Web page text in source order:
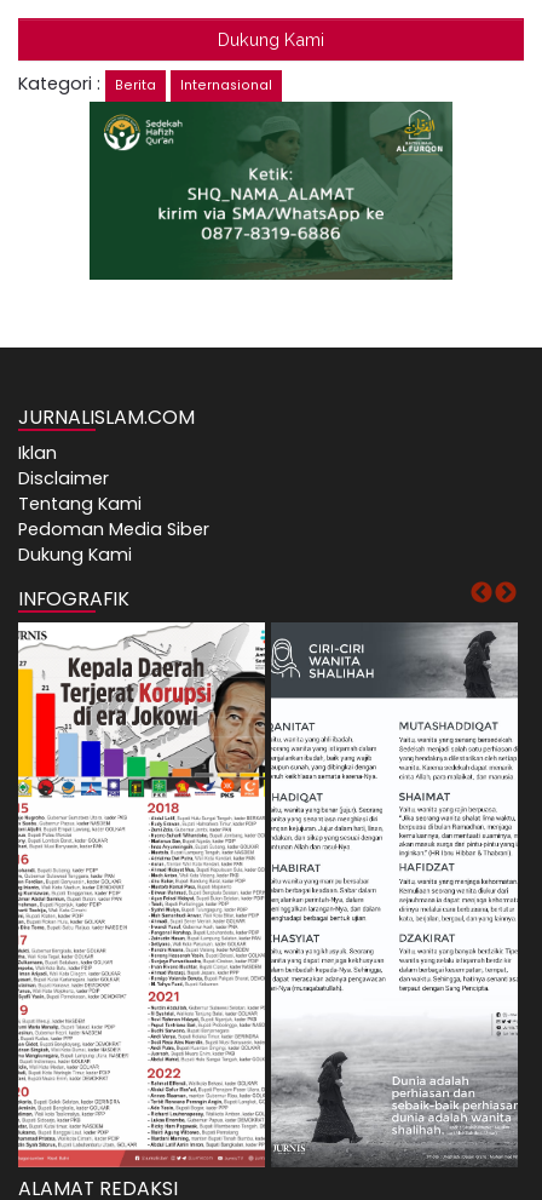
Dukung Kami
Kategori : Berita Internasional
JURNALISLAM.COM
Iklan
Disclaimer
Tentang Kami
Pedoman Media Siber
Dukung Kami
INFOGRAFIK
ALAMAT REDAKSI